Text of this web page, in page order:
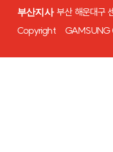
부산지사부산 해운대구
Copyright GAMSUNG